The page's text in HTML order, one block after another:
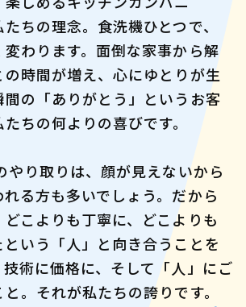
ちの理念。食洗機ひとつで、
わります。面倒な家事から解
時間が増え、心にゆとりが生
間の「ありがとう」というお客
ちの何よりの喜びです。
やり取りは、顔が見えないから
る方も多いでしょう。だから
こよりも丁寧に、どこよりも
いう「人」と向き合うことを
術に価格に、そして「人」にご
。それが私たちの誇りです。